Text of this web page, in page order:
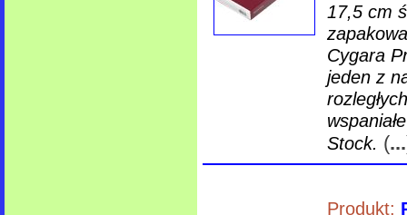
17,5 cm
Cygara
jeden z
Stock. (...
Produkt: